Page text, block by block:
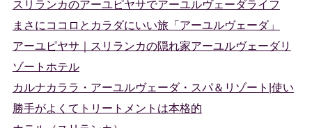
スリランカのアーユピヤサでアーユルヴェーダライフ
まさにココロとカラダにいい旅「アーユルヴェーダ」
アーユピヤサ｜スリランカの隠れ家アーユルヴェーダリ
ゾートホテル
カルナカララ・アーユルヴェーダ・スパ＆リゾート|使い
勝手がよくてトリートメントは本格的